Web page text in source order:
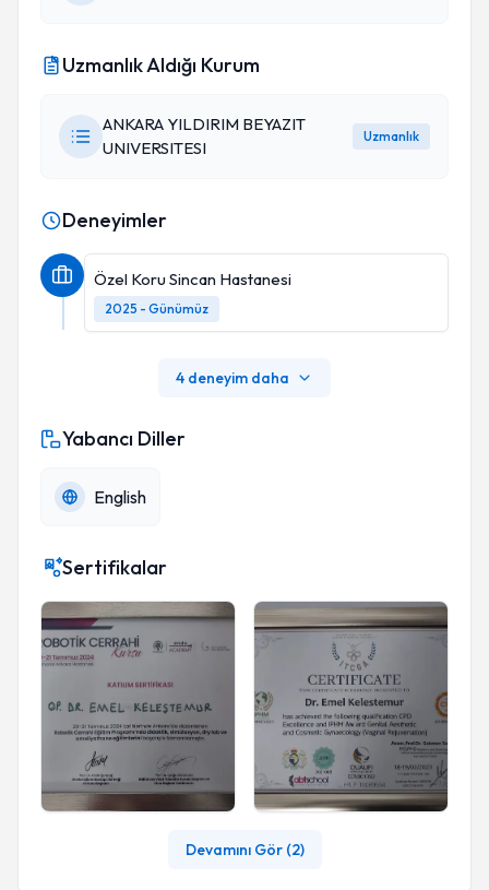
Uzmanlık Aldığı Kurum
ANKARA YILDIRIM BEYAZIT
UNIVERSITESI
Uzmanlık
Deneyimler
Özel Koru Sincan Hastanesi
2025 - Günümüz
4 deneyim daha
Yabancı Diller
English
Sertifikalar
Devamını Gör (2)